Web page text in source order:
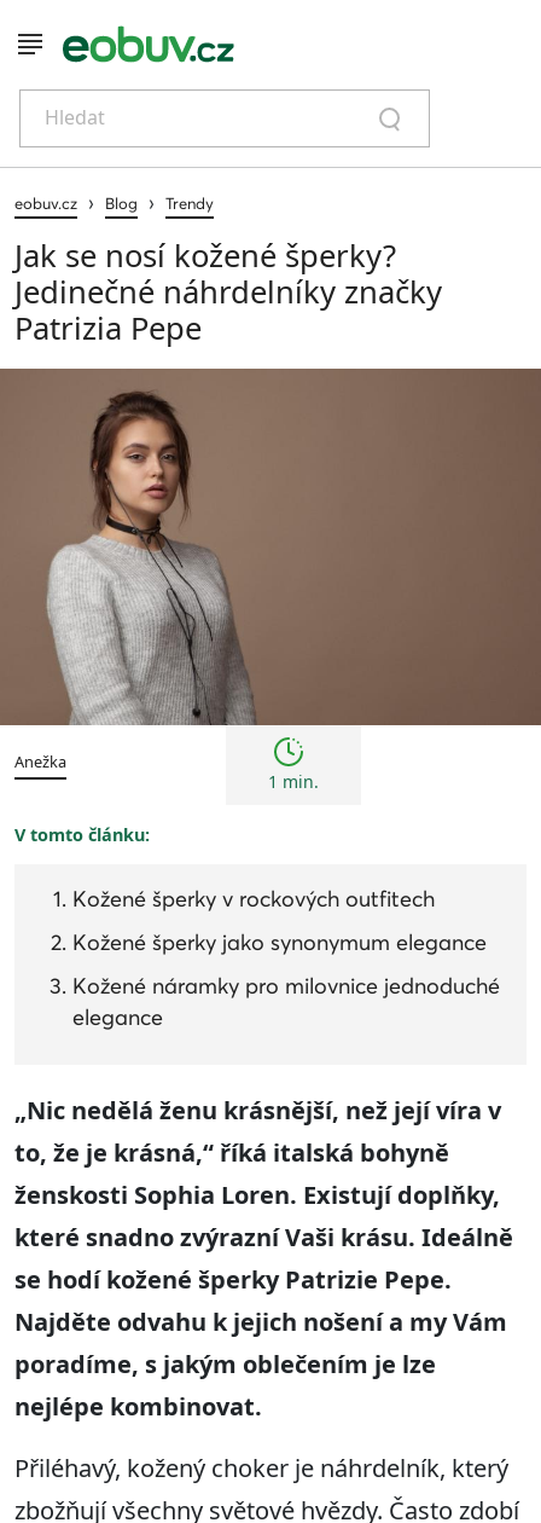
Hledat
eobuv.cz › Blog › Trendy
Jak se nosí kožené šperky?
Jedinečné náhrdelníky značky
Patrizia Pepe
Anežka
1 min.
V tomto článku:
Kožené šperky v rockových outfitech
Kožené šperky jako synonymum elegance
Kožené náramky pro milovnice jednoduché
elegance
„Nic nedělá ženu krásnější, než její víra v
to, že je krásná,“ říká italská bohyně
ženskosti Sophia Loren. Existují doplňky,
které snadno zvýrazní Vaši krásu. Ideálně
se hodí kožené šperky Patrizie Pepe.
Najděte odvahu k jejich nošení a my Vám
poradíme, s jakým oblečením je lze
nejlépe kombinovat.
Přiléhavý, kožený choker je náhrdelník, který
zbožňují všechny světové hvězdy. Často zdobí